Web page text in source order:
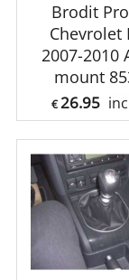
Brodit
Chevrolet
2007-2010
mount
€ 26.95